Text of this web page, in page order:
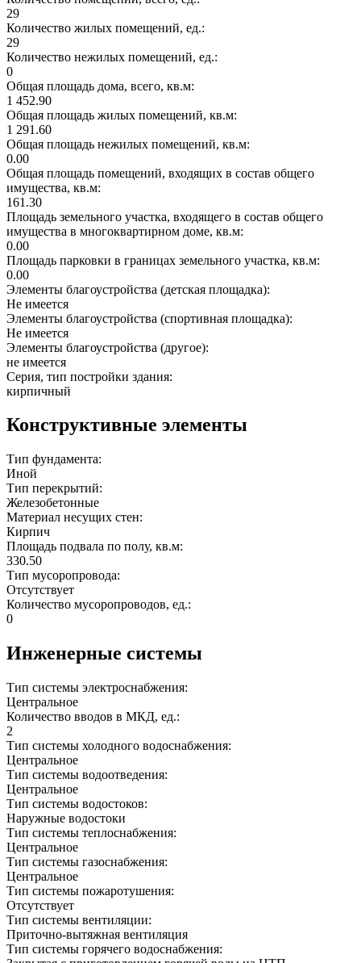
29
Количество жилых помещений, ед.:
29
Количество нежилых помещений, ед.:
0
Общая площадь дома, всего, кв.м:
1 452.90
Общая площадь жилых помещений, кв.м:
1 291.60
Общая площадь нежилых помещений, кв.м:
0.00
Общая площадь помещений, входящих в состав общего
имущества, кв.м:
161.30
Площадь земельного участка, входящего в состав общего
имущества в многоквартирном доме, кв.м:
0.00
Площадь парковки в границах земельного участка, кв.м:
0.00
Элементы благоустройства (детская площадка):
Не имеется
Элементы благоустройства (спортивная площадка):
Не имеется
Элементы благоустройства (другое):
не имеется
Серия, тип постройки здания:
кирпичный
Конструктивные элементы
Тип фундамента:
Иной
Тип перекрытий:
Железобетонные
Материал несущих стен:
Кирпич
Площадь подвала по полу, кв.м:
330.50
Тип мусоропровода:
Отсутствует
Количество мусоропроводов, ед.:
0
Инженерные системы
Тип системы электроснабжения:
Центральное
Количество вводов в МКД, ед.:
2
Тип системы холодного водоснабжения:
Центральное
Тип системы водоотведения:
Центральное
Тип системы водостоков:
Наружные водостоки
Тип системы теплоснабжения:
Центральное
Тип системы газоснабжения:
Центральное
Тип системы пожаротушения:
Отсутствует
Тип системы вентиляции:
Приточно-вытяжная вентиляция
Тип системы горячего водоснабжения: